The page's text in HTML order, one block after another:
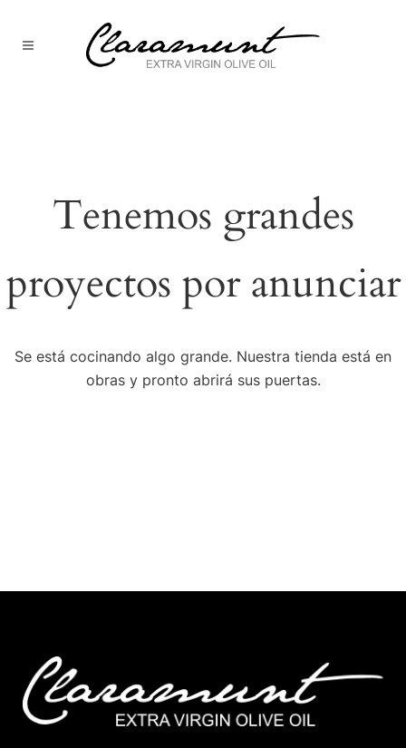
Tenemos grandes
proyectos por anunciar
Se está cocinando algo grande. Nuestra tienda está en
obras y pronto abrirá sus puertas.